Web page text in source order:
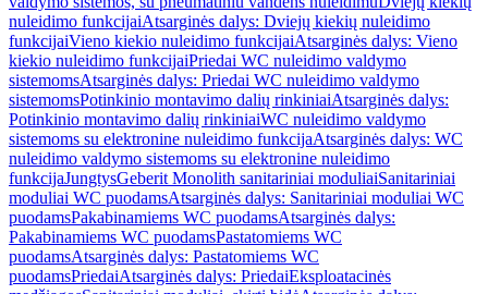
nuleidimo funkcijaiAtsarginės dalys: Dviejų kiekių nuleidimo
funkcijaiVieno kiekio nuleidimo funkcijaiAtsarginės dalys: Vieno
kiekio nuleidimo funkcijaiPriedai WC nuleidimo valdymo
sistemomsAtsarginės dalys: Priedai WC nuleidimo valdymo
sistemomsPotinkinio montavimo dalių rinkiniaiAtsarginės dalys:
Potinkinio montavimo dalių rinkiniaiWC nuleidimo valdymo
sistemoms su elektronine nuleidimo funkcijaAtsarginės dalys: WC
nuleidimo valdymo sistemoms su elektronine nuleidimo
funkcijaJungtysGeberit Monolith sanitariniai moduliaiSanitariniai
moduliai WC puodamsAtsarginės dalys: Sanitariniai moduliai WC
puodamsPakabinamiems WC puodamsAtsarginės dalys:
Pakabinamiems WC puodamsPastatomiems WC
puodamsAtsarginės dalys: Pastatomiems WC
puodamsPriedaiAtsarginės dalys: PriedaiEksploatacinės